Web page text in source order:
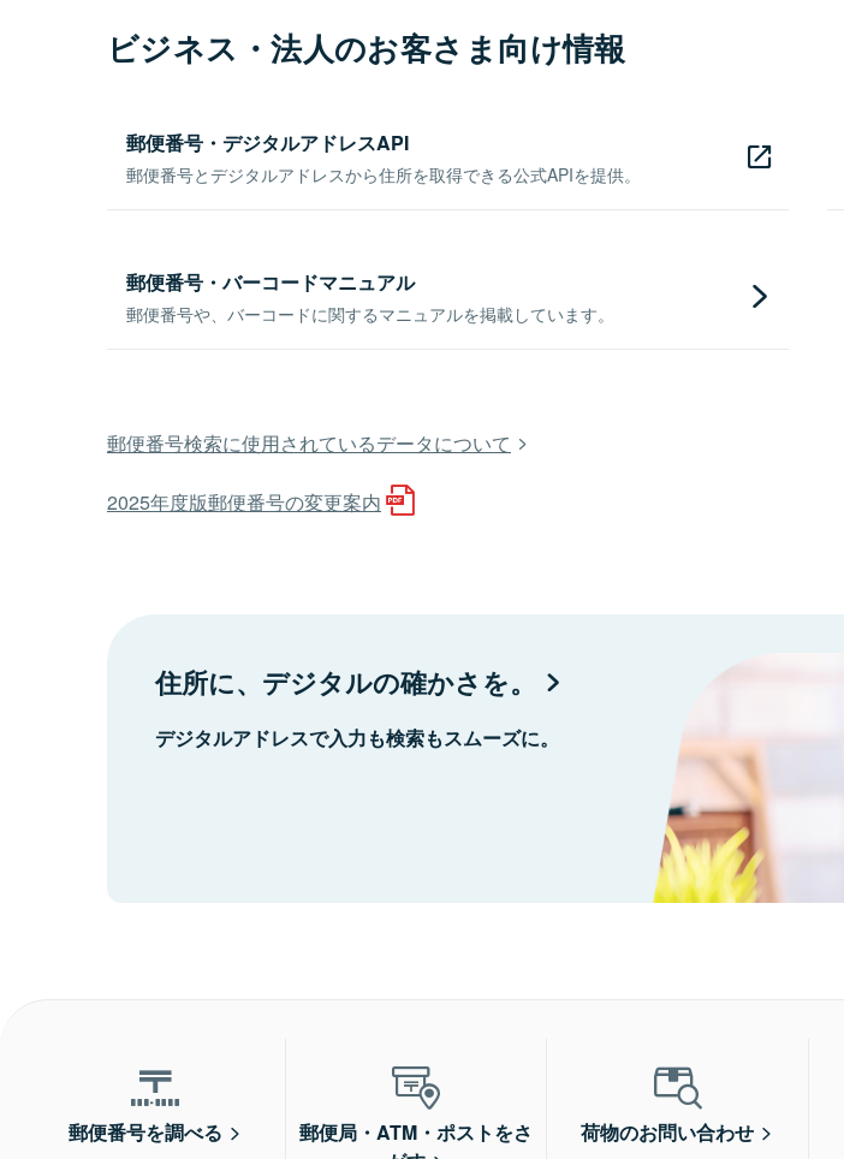
ビジネス・法人のお客さま向け情報
郵便番号・デジタルアドレスAPI
郵便番号とデジタルアドレスから住所を取得できる公式APIを提供。
郵便番号・バーコードマニュアル
郵便番号や、バーコードに関するマニュアルを掲載しています。
郵便番号検索に使用されているデータについて
2025年度版郵便番号の変更案内
住所に、デジタルの確かさを。
デジタルアドレスで入力も検索もスムーズに。
郵便番号を調べる
郵便局・ATM・ポストをさ
荷物のお問い合わせ